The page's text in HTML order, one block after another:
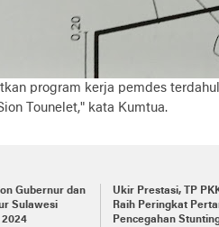
program kerja pemdes
Tounelet," kata Kumtua.
Gubernur dan
Sulawesi
Ukir Prestasi, TP
Raih Peringkat
Pencegahan